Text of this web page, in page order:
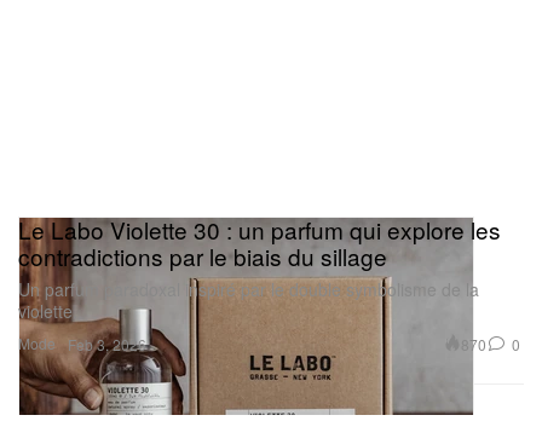
Mode
Le Labo Violette 30 : un parfum qui explore les
contradictions par le biais du sillage
Un parfum paradoxal inspiré par le double symbolisme de la
violette.
Feb 3, 2026 870 0